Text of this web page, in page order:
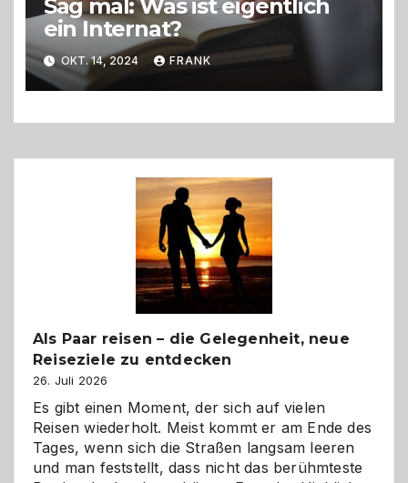
Sag mal: Was ist eigentlich
ein Internat?
OKT. 14, 2024 FRANK
Als Paar reisen – die Gelegenheit, neue
Reiseziele zu entdecken
26. Juli 2026
Es gibt einen Moment, der sich auf vielen
Reisen wiederholt. Meist kommt er am Ende des
Tages, wenn sich die Straßen langsam leeren
und man feststellt, dass nicht das berühmteste